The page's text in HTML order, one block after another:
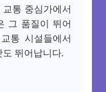
통 중심가에서
그 품질이 뛰어
통 시설들에서
뛰어납니다.